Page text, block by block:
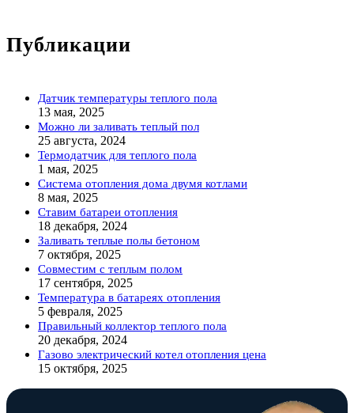
Публикации
Датчик температуры теплого пола
13 мая, 2025
Можно ли заливать теплый пол
25 августа, 2024
Термодатчик для теплого пола
1 мая, 2025
Система отопления дома двумя котлами
8 мая, 2025
Ставим батареи отопления
18 декабря, 2024
Заливать теплые полы бетоном
7 октября, 2025
Совместим с теплым полом
17 сентября, 2025
Температура в батареях отопления
5 февраля, 2025
Правильный коллектор теплого пола
20 декабря, 2024
Газово электрический котел отопления цена
15 октября, 2025